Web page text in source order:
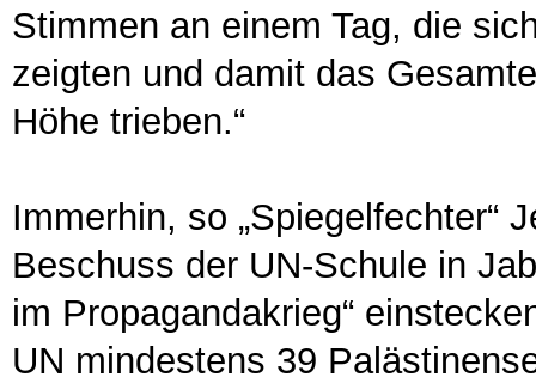
Stimmen an einem Tag, die
zeigten und damit das
Höhe trieben.“
Immerhin, so „Spiegelfechter“
Beschuss der UN-Schule in
im Propagandakrieg“
UN mindestens 39